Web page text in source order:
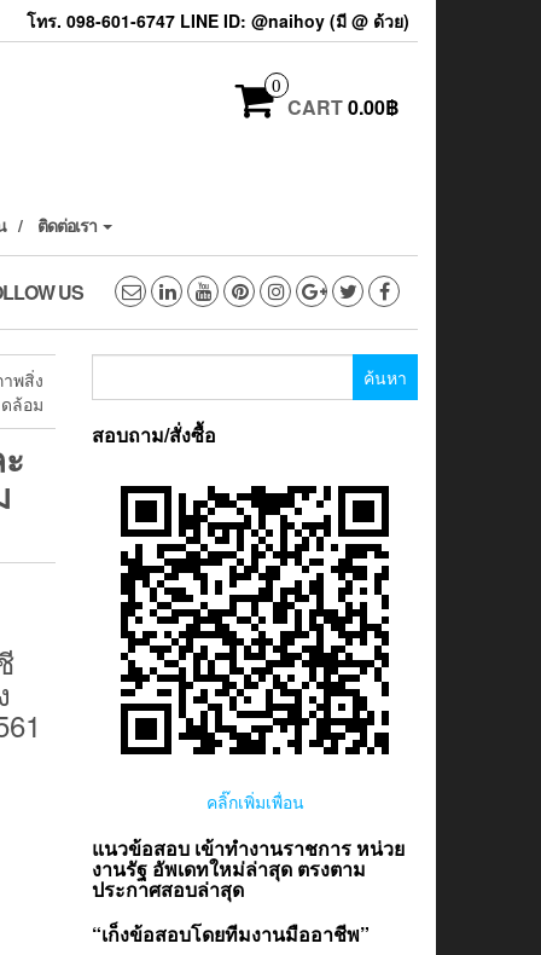
โทร. 098-601-6747 LINE ID: @naihoy (มี @ ด้วย)
0
CART0.00฿
ติดต่อเรา
US
พสิ่ง
ล้อม
สอบถาม/สั่งซื้อ
คลิ๊กเพิ่มเพื่อน
แนวข้อสอบ เข้าทำงานราชการ หน่วย
งานรัฐ อัพเดทใหม่ล่าสุด ตรงตาม
ประกาศสอบล่าสุด
“เก็งข้อสอบโดยทีมงานมืออาชีพ”